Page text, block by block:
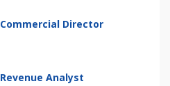
Commercial Director
Revenue Analyst